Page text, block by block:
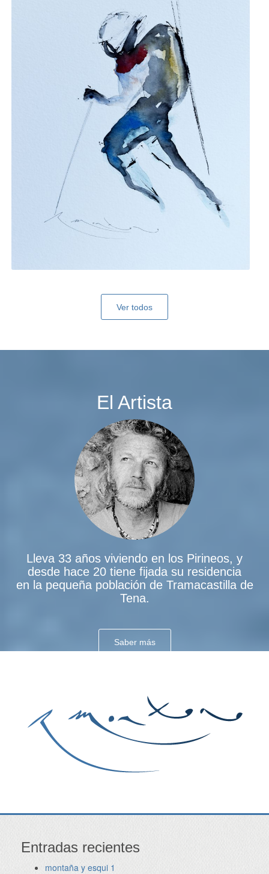
Ver todos
El Artista
Lleva 33 años viviendo en los Pirineos, y
desde hace 20 tiene fijada su residencia
en la pequeña población de Tramacastilla de
Tena.
Saber más
Entradas recientes
montaña y esqui 1